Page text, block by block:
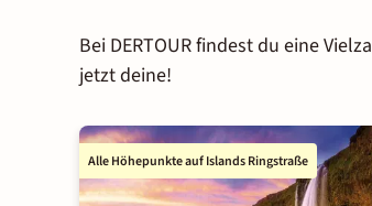
Bei DERTOUR findest du eine
jetzt deine!
Alle Höhepunkte auf Islands Ringstraße